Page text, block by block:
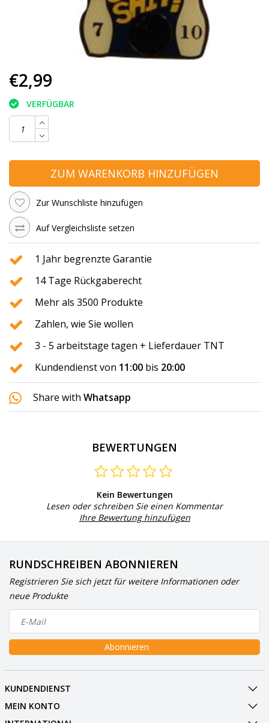
€2,99
VERFÜGBAR
ZUM WARENKORB HINZUFÜGEN
Zur Wunschliste hinzufügen
Auf Vergleichsliste setzen
1 Jahr begrenzte Garantie
14 Tage Rückgaberecht
Mehr als 3500 Produkte
Zahlen, wie Sie wollen
3 - 5 arbeitstage tagen + Lieferdauer TNT
Kundendienst von 11:00 bis 20:00
Share with Whatsapp
BEWERTUNGEN
Kein Bewertungen
Lesen oder schreiben Sie einen Kommentar
Ihre Bewertung hinzufügen
RUNDSCHREIBEN ABONNIEREN
Registrieren Sie sich jetzt für weitere Informationen oder
neue Produkte
Abonnieren
KUNDENDIENST
MEIN KONTO